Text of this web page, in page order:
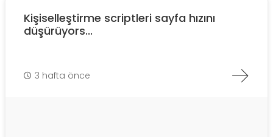
Kişiselleştirme scriptleri sayfa hızını
düşürüyors...
3 hafta önce